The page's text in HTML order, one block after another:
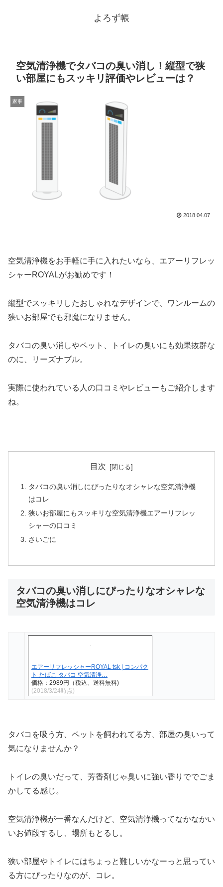
よろず帳
空気清浄機でタバコの臭い消し！縦型で狭
い部屋にもスッキリ評価やレビューは？
家事
2018.04.07
空気清浄機をお手軽に手に入れたいなら、エアーリフレッ
シャーROYALがお勧めです！
縦型でスッキリしたおしゃれなデザインで、ワンルームの
狭いお部屋でも邪魔になりません。
タバコの臭い消しやペット、トイレの臭いにも効果抜群な
のに、リーズナブル。
実際に使われている人の口コミやレビューもご紹介します
ね。
目次
タバコの臭い消しにぴったりなオシャレな空気清浄機
はコレ
狭いお部屋にもスッキリな空気清浄機エアーリフレッ
シャーの口コミ
さいごに
タバコの臭い消しにぴったりなオシャレな
空気清浄機はコレ
エアーリフレッシャーROYAL tsk | コンパク
ト たばこ タバコ 空気清浄…
価格：2989円（税込、送料無料)
(2018/3/24時点)
タバコを吸う方、ペットを飼われてる方、部屋の臭いって
気になりませんか？
トイレの臭いだって、芳香剤じゃ臭いに強い香りででごま
かしてる感じ。
空気清浄機が一番なんだけど、空気清浄機ってなかなかい
いお値段するし、場所もとるし。
狭い部屋やトイレにはちょっと難しいかなーっと思ってい
る方にぴったりなのが、コレ。